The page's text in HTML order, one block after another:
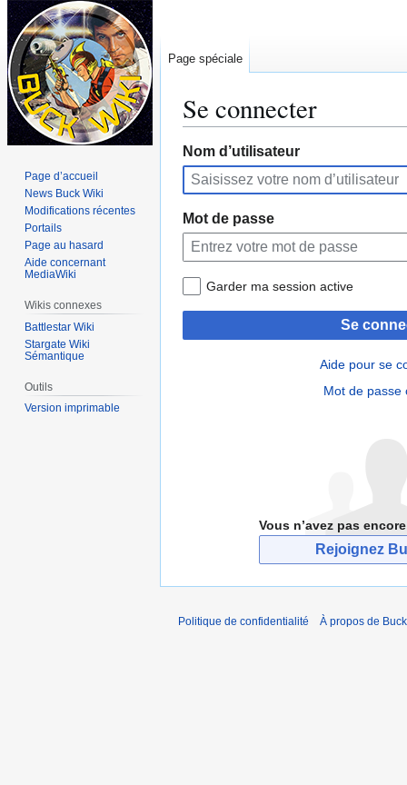
Se connecter
Aller
à
la
navigation
Aller
à
la
recherche
Nom d’utilisateur
Mot de passe
Garder ma session active
Se
Aide pour se
Mot de passe
Vous n’avez pas
Rejoignez
Page spéciale
Page d’accueil
News Buck Wiki
Modifications récentes
Portails
Page au hasard
Aide concernant
MediaWiki
Wikis connexes
Battlestar Wiki
Stargate Wiki
Sémantique
Outils
Version imprimable
Politique de confidentialité À propos de